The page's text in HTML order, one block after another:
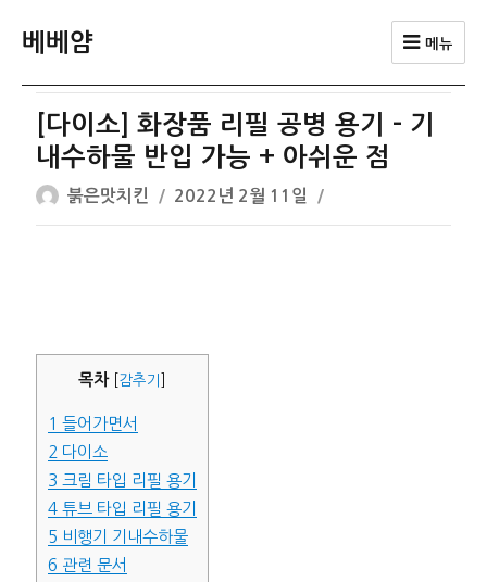
베베얌 메뉴
[다이소] 화장품 리필 공병 용기 – 기
내수하물 반입 가능 + 아쉬운 점
글
쓴
붉은맛치킨
작
성
2022년 2월 11일
목차 감추기
1 들어가면서
2 다이소
3 크림 타입 리필 용기
4튜브 타입 리필 용기
5 비행기 기내수하물
6 관련 문서